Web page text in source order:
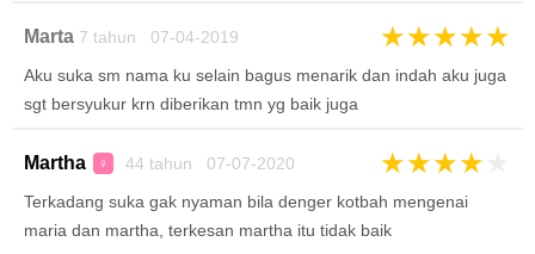
Marta 7 tahun 07-04-2019 ★★★★★
Aku suka sm nama ku selain bagus menarik dan indah aku juga
sgt bersyukur krn diberikan tmn yg baik juga
Martha ♀ 44 tahun 07-07-2020 ★★★★
Terkadang suka gak nyaman bila denger kotbah mengenai
maria dan martha, terkesan martha itu tidak baik